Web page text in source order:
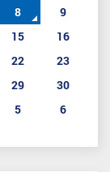
8
9
15
16
22
23
29
30
5 6